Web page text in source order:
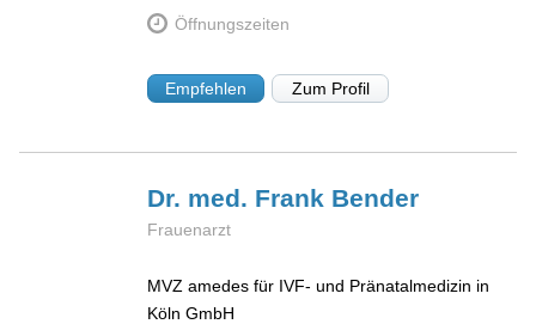
Öffnungszeiten
Empfehlen Zum Profil
Dr. med. Frank Bender
Frauenarzt
MVZ amedes für IVF- und Pränatalmedizin in
Köln GmbH